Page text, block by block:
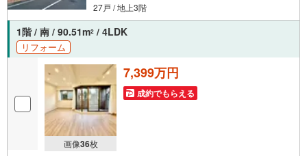
27戸 / 地上3階
1階 / 南 / 90.51m2 / 4LDK
リフォーム
画像36枚
7,399万円
成約でもらえる